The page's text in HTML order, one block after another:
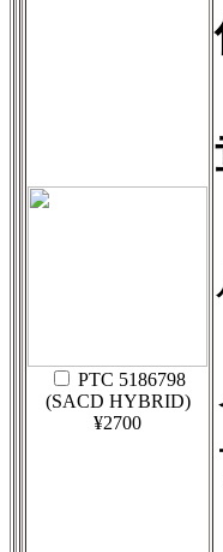
PTC 5186798
(SACD HYBRID)
¥2700